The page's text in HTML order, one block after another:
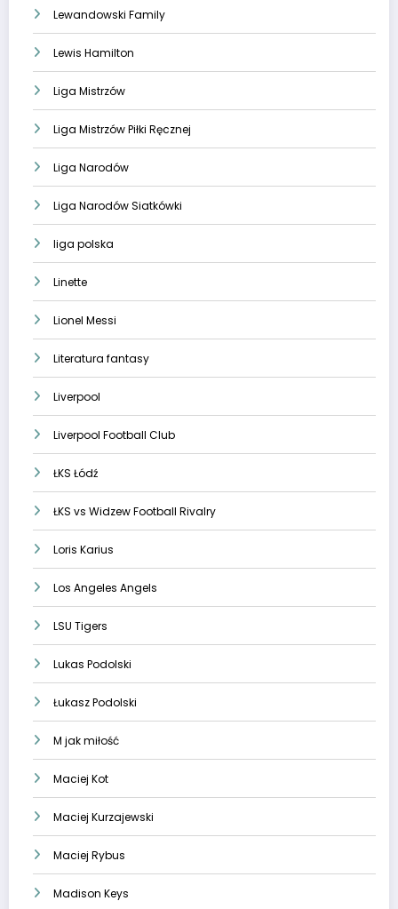
Lewandowski Family
Lewis Hamilton
Liga Mistrzów
Liga Mistrzów Piłki Ręcznej
Liga Narodów
Liga Narodów Siatkówki
liga polska
Linette
Lionel Messi
Literatura fantasy
Liverpool
Liverpool Football Club
ŁKS Łódź
ŁKS vs Widzew Football Rivalry
Loris Karius
Los Angeles Angels
LSU Tigers
Lukas Podolski
Łukasz Podolski
M jak miłość
Maciej Kot
Maciej Kurzajewski
Maciej Rybus
Madison Keys